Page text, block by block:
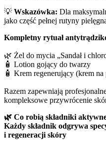
💡 Wskazówka: Dla
jako część pełnej rutyny
Kompletny rytuał
🌿 Żel do mycia „Sandał i
🧴 Lotion gojący do twarzy
🧴 Krem regenerujący (krem na
Razem zapewniają
kompleksowe przywrócenie
🌿 Co robią składniki
Każdy składnik odgrywa
i regeneracji skóry